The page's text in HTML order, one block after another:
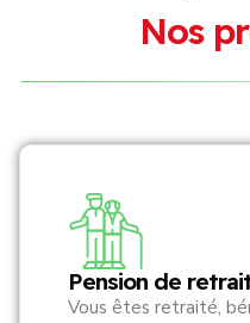
Nos pr
Pension de
Vous êtes retraité,